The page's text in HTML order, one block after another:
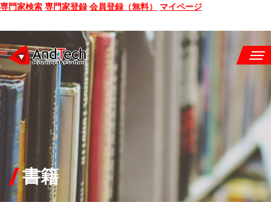
専門家検索 専門家登録 会員登録（無料） マイページ
SEMINAR
BOOK
CONSULTING
SERVICE
COMPANY
書籍